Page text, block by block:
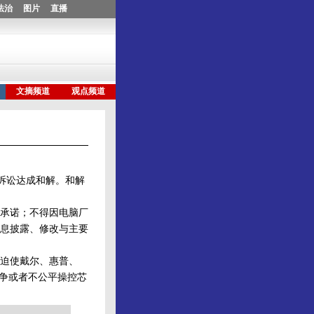
讼达成和解。和解
诺；不得因电脑厂
披露、修改与主要
使戴尔、惠普、
或者不公平操控芯